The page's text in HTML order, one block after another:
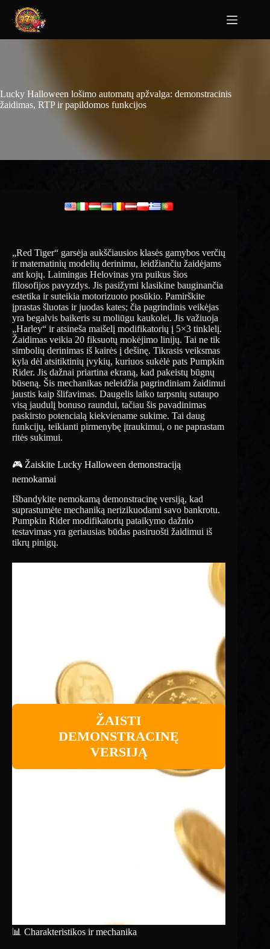
Lucky Halloween lošimo automatų apžvalga: demonstracinis
žaidimas, RTP ir papildomos funkcijos
„Red Tiger“ garsėja aukščiausios klasės gamybos verčių
ir matematinių modelių derinimu, leidžiančiu žaidėjams
ant kojų. Laimingas Helovinas yra puikus šios
filosofijos pavyzdys. Jis pasižymi klasikine bauginančia
estetika ir suteikia motorizuoto posūkio. Pamirškite
įprastas šluotas ir juodas kates; čia pagrindinis veikėjas
yra begalvis baikeris su moliūgu kaukolei. Jis važiuoja
„Harley“ ir atsineša maišelį modifikatorių į 5×3 tinklelį.
Žaidimas veikia 20 fiksuotų mokėjimo linijų. Tai ne tik
simbolių derinimas iš kairės į dešinę. Tikrasis veiksmas
kyla dėl atsitiktinių įvykių, kuriuos sukėlė pats Pumpkin
Rider. Jis dažnai priartina ekraną, kad pakeistų būgnų
būseną. Šis mechanikas neleidžia pagrindiniam žaidimui
jaustis kaip šlifavimas. Daugelis laiko tarpsnių sutaupo
visą jaudulį bonuso raundui, tačiau šis pavadinimas
paskirsto potencialą kiekviename sukime. Tai daug
funkcijų, teikianti pirmenybę įtraukimui, o ne paprastam
ritės sukimui.
🎮 Žaiskite Lucky Halloween demonstraciją
nemokamai
Išbandykite nemokamą demonstracinę versiją, kad
suprastumėte mechaniką nerizikuodami savo bankrotu.
Pumpkin Rider modifikatorių pataikymo dažnio
testavimas yra geriausias būdas pasiruošti žaidimui iš
tikrų pinigų.
ŽAISTI
DEMONSTRACINĘ
VERSIJĄ
📊 Charakteristikos ir mechanika